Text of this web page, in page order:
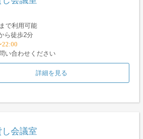
で利用可能
ら徒歩2分
22:00
い合わせください
詳細を見る
会議室